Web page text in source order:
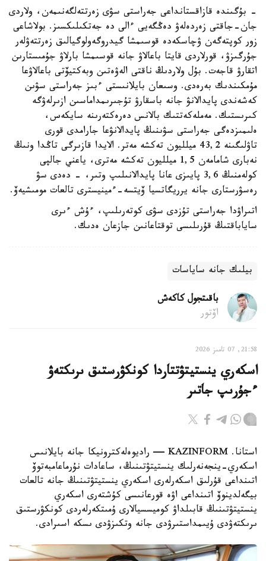
- بۇگىندە قازاقستانداعى جەراستى سۋى زەرتتەلگەنىمەن، ولاردى
جان-جاقتى زەردەلەۋ دەڭگەيى ءالى دە جەتكىلىكسىز. بولاشاعى
زور كوپتەگەن ۋچاسكەدە قوسىمشا گيدروگەولوگيالىق زەرتتەۋلەر
جۇرگىزۋ، قورلاردى قايتا باعالاۋ جانە قوسىمشا بارلاۋ جۇمىستارىن
اتقارۋ قاجەت. بۇل ولاردىڭ ناقتى الەۋەتىن وبەكتيۆتى باعالاۋعا
مۇمكىندىك بەرەدى. وسىعان بايلانىستى ءبىز جەراستى سۋىن
كەشەندى پايدالانۋ جانە باسقارۋ تۇجىرىمداماسىن ازىرلەۋگە
كىرىستىك. مەملەكەتتىك بالانس دەرەكتەرىنە سايكەس،
ەلىمىزدەگى جەراستى سۋىنىڭ پايدالانۋعا جارامدى قورى
تاۋلىگىنە 43,2 ميلليون تەكشە مەتر. الايدا قازىرگى تاڭدا ونىڭ
نەبارى شامامەن 1,5 ميلليون تەكشە مەترى، ياعني جالپى
كولەمنىڭ 3,6 پايىزى عانا پايدالانىلىپ وتىر، - دەدى سۋ
رەسۋرستارى جانە يرريگاتسيا ۆيتسە-ءمينيسترى تالعات مومىشيەۆ.
اتىراۋدا جەراستى تۇزدى سۋى كوتەرىلىپ، ءۇش ءىرى
ساياباقتىڭ قۇرىلىسى توقتاعانىن جازعان ەدىك.
بيلىك جانە ساياسات
باقىتجول كاكەش
اۆتور
21:58, 07 تامىز 2026
اسكەري ينستيتۋتتاردا كونكۋرستىق ىرىكتەۋ
ءجۇرىپ جاتىر
استانا. KAZINFORM — راديوەلەكترونيكا جانە بايلانىس
اسكەري-ينجەنەرلىك ينستيتۋتىنىڭ، ساعادات نۇرماعامبەتوۆ
اتىنداعى قۇرلىق اسكەرلەرى اسكەري ينستيتۋتىنىڭ جانە تالعات
بيگەلدينوۆ اتىنداعى اۋە قورعانىسى كۇشتەرى اسكەري
ينستيتۋتىنىڭ قابىلداۋ كوميسسيالارى ۇمىتكەرلەردى كونكۋرستىق
ىرىكتەۋدى ۇيىمداستىرۋدى جانە وتكىزۋدى ىسكە اسىرادى.